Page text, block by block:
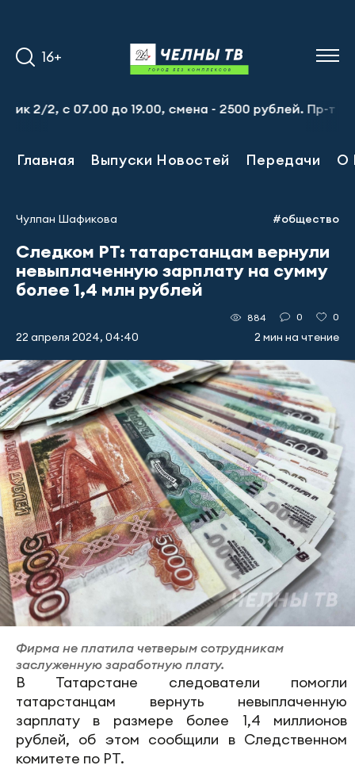
16+
07.00 до 19.00, смена - 2500 рублей. Пр-т
Главная Выпуски Новостей Передачи О
Чулпан Шафикова #общество
Следком РТ: татарстанцам вернули
невыплаченную зарплату на сумму
более 1,4 млн рублей
22 апреля 2024, 04:40
884 0 0
2 мин на чтение
Фирма не платила четверым сотрудникам
заслуженную заработную плату.
В Татарстане следователи помогли
татарстанцам вернуть невыплаченную
зарплату в размере более 1,4 миллионов
рублей, об этом сообщили в Следственном
комитете по РТ.